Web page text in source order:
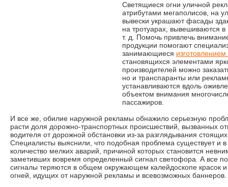
Светящиеся огни уличной
атрибутами мегаполисов, на
вывески украшают фасады
на тротуарах, вывешиваются
т. д. Помочь привлечь
продукции помогают
занимающиеся
становящихся элементами
производителей можно
но и транспаранты или
устанавливаются вдоль
объектом внимания
пассажиров.
И все же, обилие наружной рекламы обнажило серьезную
расти доля дорожно-транспортных происшествий, вызванных
водителя от дорожной обстановки из-за разглядывания
Специалисты выяснили, что подобная проблема существует и в
количество мелких аварий, причиной которых становится
заметивших вовремя определенный сигнал светофора. А все
сигналы теряются в общем окружающем калейдоскопе красок
огней, идущих от наружной рекламы и всевозможных баннеров.